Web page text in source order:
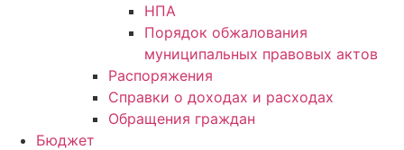
НПА
Порядок обжалования
муниципальных правовых актов
Распоряжения
Справки о доходах и расходах
Обращения граждан
Бюджет